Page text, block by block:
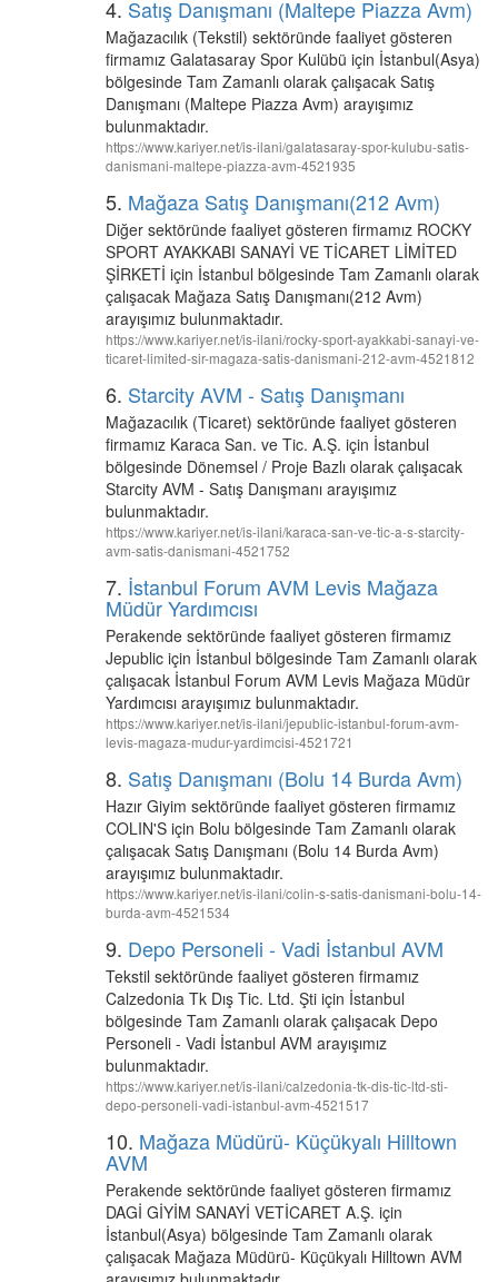
4. Satış Danışmanı (Maltepe Piazza Avm)
Mağazacılık (Tekstil) sektöründe faaliyet gösteren
firmamız Galatasaray Spor Kulübü için İstanbul(Asya)
bölgesinde Tam Zamanlı olarak çalışacak Satış
Danışmanı (Maltepe Piazza Avm) arayışımız
bulunmaktadır.
https://www.kariyer.net/is-ilani/galatasaray-spor-kulubu-satis-
danismani-maltepe-piazza-avm-4521935
5. Mağaza Satış Danışmanı(212 Avm)
Diğer sektöründe faaliyet gösteren firmamız ROCKY
SPORT AYAKKABI SANAYİ VE TİCARET LİMİTED
ŞİRKETİ için İstanbul bölgesinde Tam Zamanlı olarak
çalışacak Mağaza Satış Danışmanı(212 Avm)
arayışımız bulunmaktadır.
https://www.kariyer.net/is-ilani/rocky-sport-ayakkabi-sanayi-ve-
ticaret-limited-sir-magaza-satis-danismani-212-avm-4521812
6. Starcity AVM - Satış Danışmanı
Mağazacılık (Ticaret) sektöründe faaliyet gösteren
firmamız Karaca San. ve Tic. A.Ş. için İstanbul
bölgesinde Dönemsel / Proje Bazlı olarak çalışacak
Starcity AVM - Satış Danışmanı arayışımız
bulunmaktadır.
https://www.kariyer.net/is-ilani/karaca-san-ve-tic-a-s-starcity-
avm-satis-danismani-4521752
7. İstanbul Forum AVM Levis Mağaza
Müdür Yardımcısı
Perakende sektöründe faaliyet gösteren firmamız
Jepublic için İstanbul bölgesinde Tam Zamanlı olarak
çalışacak İstanbul Forum AVM Levis Mağaza Müdür
Yardımcısı arayışımız bulunmaktadır.
https://www.kariyer.net/is-ilani/jepublic-istanbul-forum-avm-
levis-magaza-mudur-yardimcisi-4521721
8. Satış Danışmanı (Bolu 14 Burda Avm)
Hazır Giyim sektöründe faaliyet gösteren firmamız
COLIN'S için Bolu bölgesinde Tam Zamanlı olarak
çalışacak Satış Danışmanı (Bolu 14 Burda Avm)
arayışımız bulunmaktadır.
https://www.kariyer.net/is-ilani/colin-s-satis-danismani-bolu-14-
burda-avm-4521534
9. Depo Personeli - Vadi İstanbul AVM
Tekstil sektöründe faaliyet gösteren firmamız
Calzedonia Tk Dış Tic. Ltd. Şti için İstanbul
bölgesinde Tam Zamanlı olarak çalışacak Depo
Personeli - Vadi İstanbul AVM arayışımız
bulunmaktadır.
https://www.kariyer.net/is-ilani/calzedonia-tk-dis-tic-ltd-sti-
depo-personeli-vadi-istanbul-avm-4521517
10. Mağaza Müdürü- Küçükyalı Hilltown
AVM
Perakende sektöründe faaliyet gösteren firmamız
DAGİ GİYİM SANAYİ VETİCARET A.Ş. için
İstanbul(Asya) bölgesinde Tam Zamanlı olarak
çalışacak Mağaza Müdürü- Küçükyalı Hilltown AVM